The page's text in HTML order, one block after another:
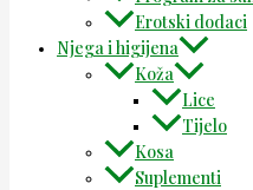
Erotski dodaci
Njega i higijena
Koža
Lice
Tijelo
Kosa
Suplementi